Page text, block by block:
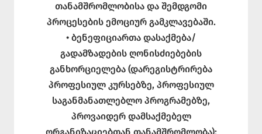
თანამშრომლობისა და შემდგომი
პროცესების ემოციურ გამკლავებაში.
• ბენეფიციართა დასაქმება/
გადამზადების ღონისძიებების
განხორციელება (დარეგისტრირება
პროფესიულ კურსებზე, პროფესიულ
საგანმანათლებლო პროგრამებზე,
პროვაიდერ დამსაქმებელ